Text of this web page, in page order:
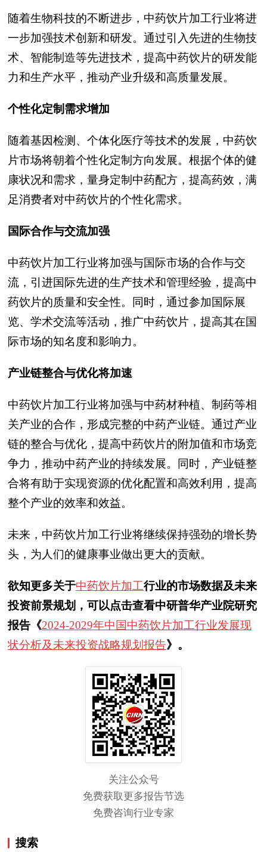
随着生物科技的不断进步，中药饮片加工行业将进
一步加强技术创新和研发。通过引入先进的生物技
术、智能制造等先进技术，提高中药饮片的研发能
力和生产水平，推动产业升级和高质量发展。
个性化定制需求增加
随着基因检测、个体化医疗等技术的发展，中药饮
片市场将朝着个性化定制方向发展。根据个体的健
康状况和需求，量身定制中药配方，提高药效，满
足消费者对中药饮片的个性化需求。
国际合作与交流加强
中药饮片加工行业将加强与国际市场的合作与交
流，引进国际先进的生产技术和管理经验，提高中
药饮片的质量和安全性。同时，通过参加国际展
览、学术交流等活动，推广中药饮片，提高其在国
际市场的知名度和影响力。
产业链整合与优化将加速
中药饮片加工行业将加强与中药材种植、制药等相
关产业的合作，形成完整的中药产业链。通过产业
链的整合与优化，提高中药饮片的附加值和市场竞
争力，推动中药产业的持续发展。同时，产业链整
合将有助于实现资源的优化配置和高效利用，提高
整个产业的效率和效益。
未来，中药饮片加工行业将继续保持强劲的增长势
头，为人们的健康事业做出更大的贡献。
欲知更多关于中药饮片加工行业的市场数据及未来
投资前景规划，可以点击查看中研普华产业院研究
报告《2024-2029年中国中药饮片加工行业发展现
状分析及未来投资战略规划报告》。
关注公众号
免费获取更多报告节选
免费咨询行业专家
搜索